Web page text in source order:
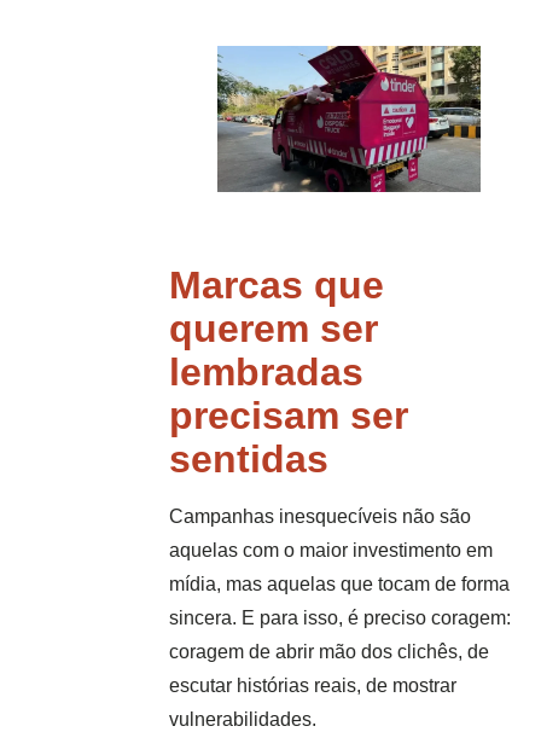
Marcas que
querem ser
lembradas
precisam ser
sentidas
Campanhas inesquecíveis não são
aquelas com o maior investimento em
mídia, mas aquelas que tocam de forma
sincera. E para isso, é preciso coragem:
coragem de abrir mão dos clichês, de
escutar histórias reais, de mostrar
vulnerabilidades.